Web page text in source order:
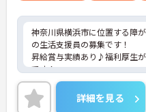
神奈川県横浜市に位置する障
の生活支援員の募集です！
昇給賞与実績あり♪福利厚生
です！
ご興味ある方には、面接対策
詳細をお話しいたしますのでお
い。
詳細を見る